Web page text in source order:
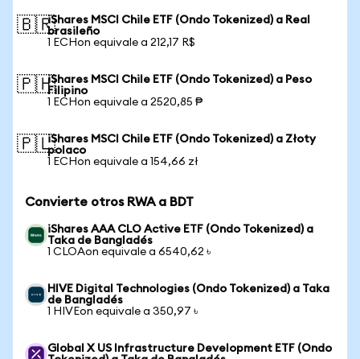
🇧🇷iShares MSCI Chile ETF (Ondo Tokenized) a Real
brasileño
1 ECHon equivale a 212,17 R$
🇵🇭iShares MSCI Chile ETF (Ondo Tokenized) a Peso
Filipino
1 ECHon equivale a 2520,85 ₱
🇵🇱iShares MSCI Chile ETF (Ondo Tokenized) a Złoty
polaco
1 ECHon equivale a 154,66 zł
Convierte otros RWA a BDT
iShares AAA CLO Active ETF (Ondo Tokenized) a
Taka de Bangladés
1 CLOAon equivale a 6540,62 ৳
HIVE Digital Technologies (Ondo Tokenized) a Taka
de Bangladés
1 HIVEon equivale a 350,97 ৳
Global X US Infrastructure Development ETF (Ondo